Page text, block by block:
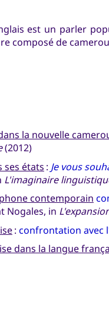
est un parler
composé de
la nouvelle
(2012)
ses états : Je vous
L'imaginaire
contemporain
Nogales, in
: confrontation avec
dans la langue